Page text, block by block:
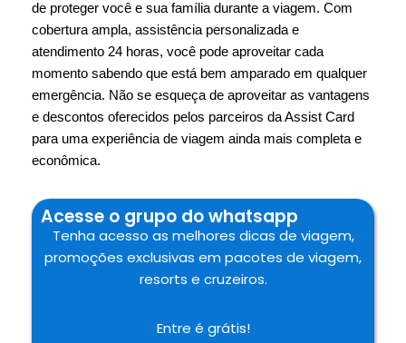
de proteger você e sua família durante a viagem. Com
cobertura ampla, assistência personalizada e
atendimento 24 horas, você pode aproveitar cada
momento sabendo que está bem amparado em qualquer
emergência. Não se esqueça de aproveitar as vantagens
e descontos oferecidos pelos parceiros da Assist Card
para uma experiência de viagem ainda mais completa e
econômica.
Acesse o grupo do whatsapp
Tenha acesso as melhores dicas de viagem,
promoções exclusivas em pacotes de viagem,
resorts e cruzeiros.
Entre é grátis!